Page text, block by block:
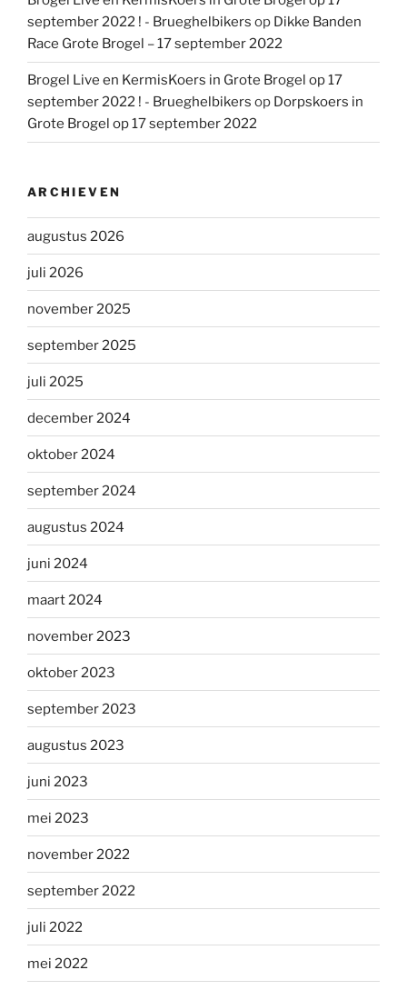
september 2022 ! - Brueghelbikers op Dikke Banden
Race Grote Brogel – 17 september 2022
Brogel Live en KermisKoers in Grote Brogel op 17
september 2022 ! - Brueghelbikers op Dorpskoers in
Grote Brogel op 17 september 2022
ARCHIEVEN
augustus 2026
juli 2026
november 2025
september 2025
juli 2025
december 2024
oktober 2024
september 2024
augustus 2024
juni 2024
maart 2024
november 2023
oktober 2023
september 2023
augustus 2023
juni 2023
mei 2023
november 2022
september 2022
juli 2022
mei 2022